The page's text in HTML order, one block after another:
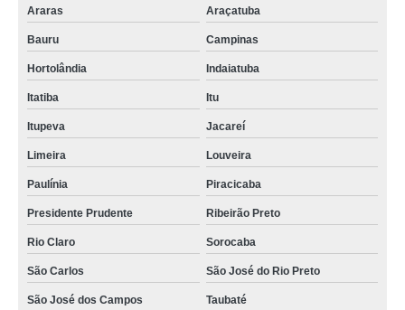
Araras Araçatuba
Bauru Campinas
Hortolândia Indaiatuba
Itatiba Itu
Itupeva Jacareí
Limeira Louveira
Paulínia Piracicaba
Presidente Prudente Ribeirão Preto
Rio Claro Sorocaba
São Carlos São José do Rio Preto
São José dos Campos Taubaté